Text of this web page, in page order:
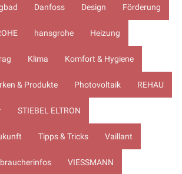
Danfoss Design Förderung
hansgrohe Heizung
Klima Komfort & Hygiene
& Produkte Photovoltaik REHAU
STIEBEL ELTRON
Tipps & Tricks Vaillant
VIESSMANN